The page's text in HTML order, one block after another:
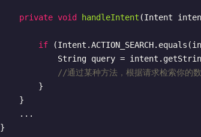
private void handleIntent (Intent
if
//通过某种方法，根据请求检索你的